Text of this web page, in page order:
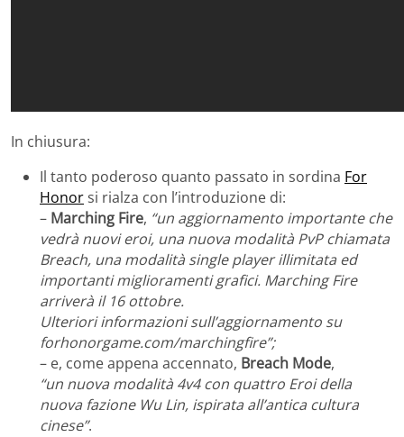
In chiusura:
Il tanto poderoso quanto passato in sordina For
Honorsi rialza con l’introduzione di:
– Marching Fire, “un aggiornamento importante che
vedrà nuovi eroi, una nuova modalità PvP chiamata
Breach, una modalità single player illimitata ed
importanti miglioramenti grafici. Marching Fire
arriverà il 16 ottobre.
Ulteriori informazioni sull’aggiornamento su
forhonorgame.com/marchingfire”;
– e, come appena accennato, Breach Mode,
“un nuova modalità 4v4 con quattro Eroi della
nuova fazione Wu Lin, ispirata all’antica cultura
cinese”.